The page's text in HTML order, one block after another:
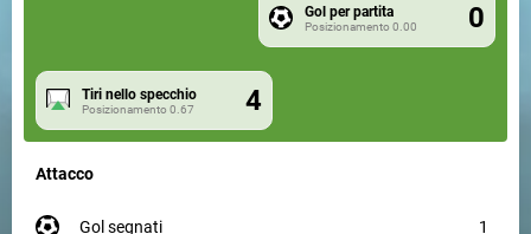
Gol per partita
Posizionamento 0.00 0
Tiri nello specchio
Posizionamento 0.67 4
Attacco
gol segnati 1